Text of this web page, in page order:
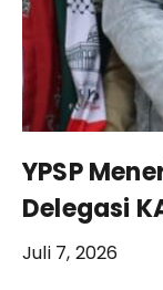
YPSP
Delegasi
Juli 7, 2026